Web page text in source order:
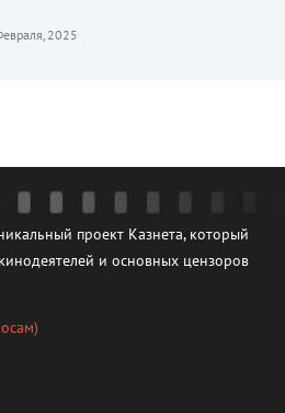
2025
проект Казнета, который
и основных цензоров